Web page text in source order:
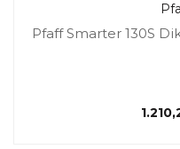
Pfaff Smarter 130S